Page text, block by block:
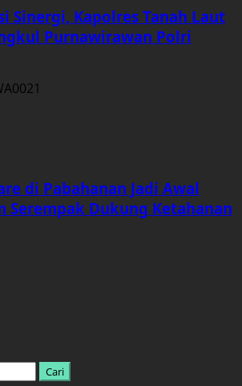
Sinergi, Kapolres Tanah Laut
Purnawirawan Polri
di Pabahanan Jadi Awal
Serempak Dukung Ketahanan